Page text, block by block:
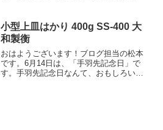
おこしのためで6月は鹿西の「ろく」か
ら。そして18は、毎月...
小型上皿はかり 400g SS-400 大
和製衡
おはようございます！ブログ担当の松本
です。6月14日は、「手羽先記念日」で
す。手羽先記念日なんて、おもしろいで